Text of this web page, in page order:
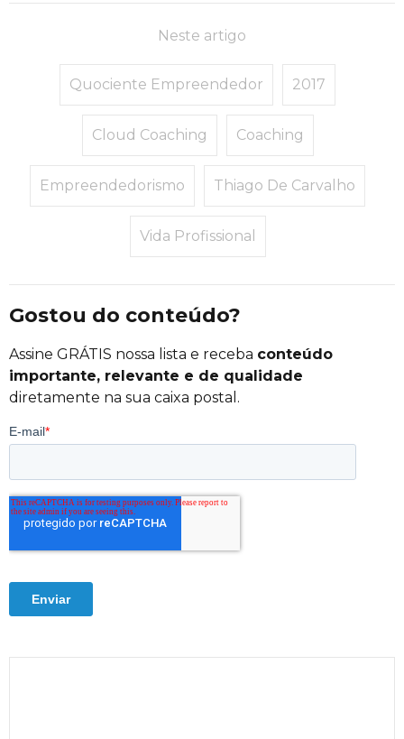
Neste artigo
Quociente Empreendedor 2017
Cloud Coaching Coaching
Empreendedorismo Thiago De Carvalho
Vida Profissional
Gostou do conteúdo?
Assine GRÁTIS nossa lista e receba conteúdo
importante, relevante e de qualidade
diretamente na sua caixa postal.